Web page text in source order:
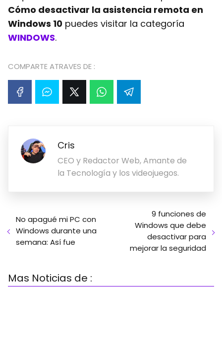
Cómo desactivar la asistencia remota en
Windows 10 puedes visitar la categoría
WINDOWS.
COMPARTE ATRAVES DE :
Cris
CEO y Redactor Web, Amante de
la Tecnología y los videojuegos.
No apagué mi PC con
Windows durante una
semana: Así fue
9 funciones de
Windows que debe
desactivar para
mejorar la seguridad
Mas Noticias de :